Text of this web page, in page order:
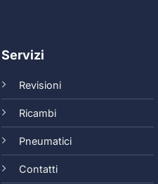
Servizi
Revisioni
Ricambi
Pneumatici
Contatti